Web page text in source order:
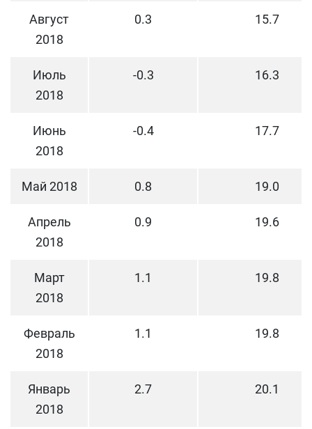
Август
2018
0.3 15.7
Июль
2018
-0.3 16.3
Июнь
2018
-0.4 17.7
Май 2018 0.8 19.0
Апрель
2018
0.9 19.6
Март
2018
1.1 19.8
Февраль
2018
1.1 19.8
Январь
2018
2.7 20.1